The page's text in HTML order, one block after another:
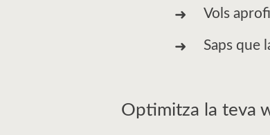
Vols
Saps que
Optimitza la teva